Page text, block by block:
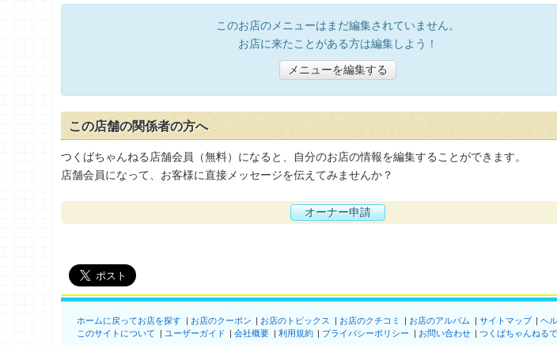
このお店のメニューはまだ編集されていません。
お店に来たことがある方は編集しよう！
メニューを編集する
この店舗の関係者の方へ
つくばちゃんねる店舗会員（無料）になると、自分のお店の情報を編集することができます。
店舗会員になって、お客様に直接メッセージを伝えてみませんか？
オーナー申請
ホームに戻ってお店を探す お店のクーポン お店のトピックス お店のクチコミ お店のアルバム サイトマップ
ヘ
このサイトについて
ユーザーガイド 会社概要 利用規約 プライバシーポリシー お問い合わせ つくばちゃんねる